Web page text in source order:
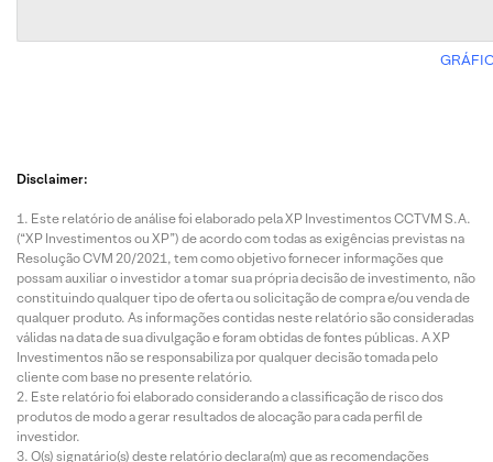
Disclaimer:
Este relatório de análise foi elaborado pela XP Investimentos CCTVM S.A.
(“XP Investimentos ou XP”) de acordo com todas as exigências previstas na
Resolução CVM 20/2021, tem como objetivo fornecer informações que
possam auxiliar o investidor a tomar sua própria decisão de investimento, não
constituindo qualquer tipo de oferta ou solicitação de compra e/ou venda de
qualquer produto. As informações contidas neste relatório são consideradas
válidas na data de sua divulgação e foram obtidas de fontes públicas. A XP
Investimentos não se responsabiliza por qualquer decisão tomada pelo
cliente com base no presente relatório.
Este relatório foi elaborado considerando a classificação de risco dos
produtos de modo a gerar resultados de alocação para cada perfil de
investidor.
O(s) signatário(s) deste relatório declara(m) que as recomendações